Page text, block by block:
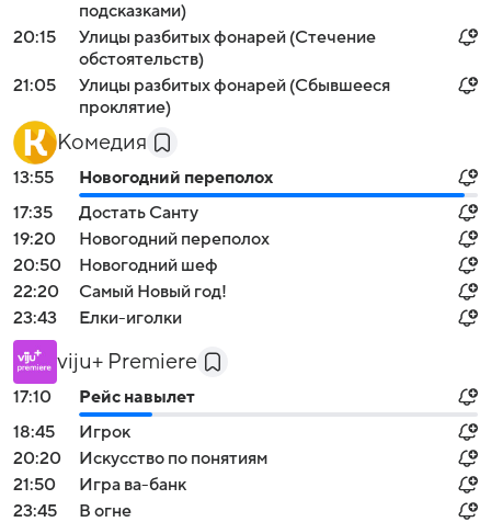
подсказками)
20:15
Улицы разбитых фонарей (Стечение
обстоятельств)
21:05
Улицы разбитых фонарей (Сбывшееся
проклятие)
Комедия
13:55
Новогодний переполох
17:35
Достать Санту
19:20
Новогодний переполох
20:50
Новогодний шеф
22:20
Самый Новый год!
23:43
Елки-иголки
viju+ Premiere
17:10
Рейс навылет
18:45
Игрок
20:20
Искусство по понятиям
21:50
Игра ва-банк
23:45
В огне